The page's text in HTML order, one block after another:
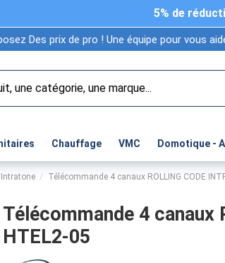
5% de
Des prix de pro ! Une équipe pour vous
Chauffage VMC Domotique -
Télécommande 4 canaux ROLLING CODE
Télécommande 4 canaux
HTEL2-05